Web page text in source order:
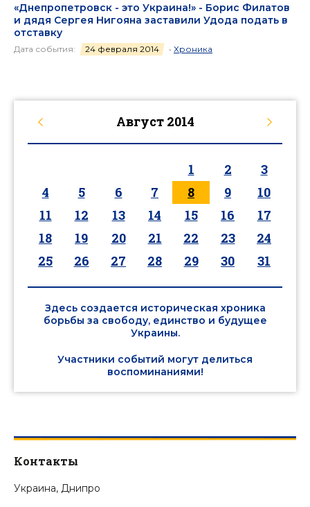
«Днепропетровск - это Украина!» - Борис Филатов
и дядя Сергея Нигояна заставили Удода подать в
отставку
Дата события: 24 февраля 2014 • Хроника
Август 2014
1 2
3
4
5 6 7 8 9
10
11
12 13 14 15 16
17
18
19 20 21 22 23
24
25
26 27 28 29 30 31
Здесь создается историческая хроника
борьбы за свободу, единство и будущее
Украины.
Участники событий могут делиться
воспоминаниями!
Контакты
Украина, Днипро